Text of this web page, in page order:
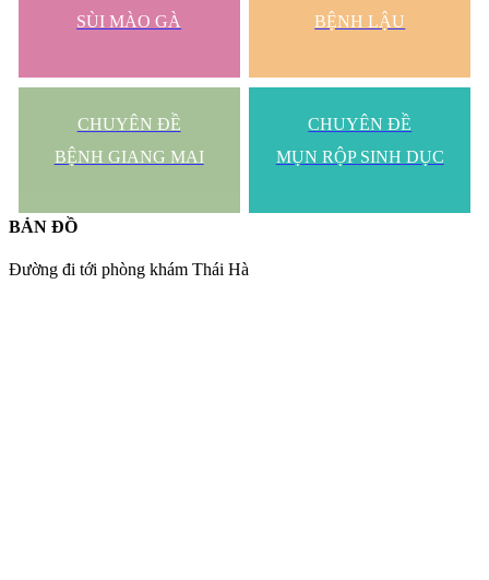
SÙI MÀO GÀ
BỆNH LẬU
CHUYÊN ĐỀ
BỆNH GIANG MAI
CHUYÊN ĐỀ
MỤN RỘP SINH DỤC
BẢN ĐỒ
Đường đi tới phòng khám Thái Hà